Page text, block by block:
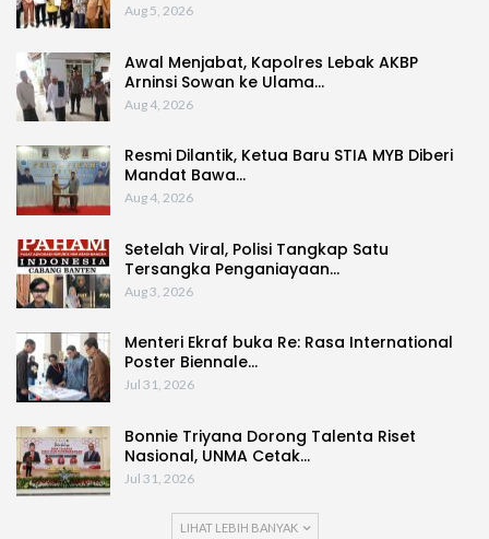
Aug 5, 2026
Awal Menjabat, Kapolres Lebak AKBP
Arninsi Sowan ke Ulama…
Aug 4, 2026
Resmi Dilantik, Ketua Baru STIA MYB Diberi
Mandat Bawa…
Aug 4, 2026
Setelah Viral, Polisi Tangkap Satu
Tersangka Penganiayaan…
Aug 3, 2026
Menteri Ekraf buka Re: Rasa International
Poster Biennale…
Jul 31, 2026
Bonnie Triyana Dorong Talenta Riset
Nasional, UNMA Cetak…
Jul 31, 2026
LIHAT LEBIH BANYAK